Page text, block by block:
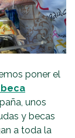
poner el
beca
unos
y becas
a toda la